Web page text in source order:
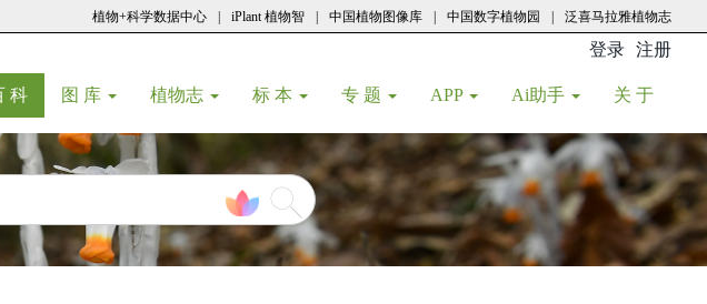
植物+科学数据中心 iPlant 植物智 中国植物图像库 中国数字植物园 泛喜马拉雅植物志
登录 注册
科(current)
图 库 植物志 标 本 专 题 APP Ai助手 关 于